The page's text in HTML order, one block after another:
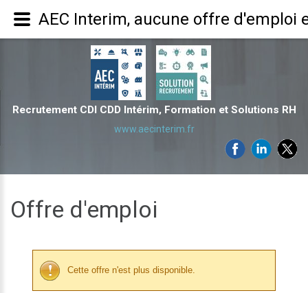
Recrutement CDI CDD Intérim, Formation et Solutions RH
www.aecinterim.fr
Offre d'emploi
Cette offre n'est plus disponible.
AEC Interim, aucune offre d'emploi